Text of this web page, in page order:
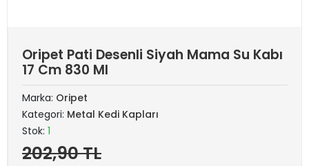
Oripet Pati Desenli Siyah Mama Su Kabı
17 Cm 830 Ml
Marka: Oripet
Kategori: Metal Kedi Kapları
Stok: 1
202,90 TL